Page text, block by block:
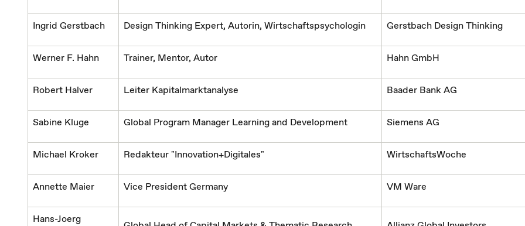
Ingrid Gerstbach Design Thinking Expert, Autorin, Wirtschaftspsychologin Gerstbach Design Thinking
Werner F. Hahn Trainer, Mentor, Autor Hahn GmbH
Robert Halver Leiter Kapitalmarktanalyse Baader Bank AG
Sabine Kluge Global Program Manager Learning and Development Siemens AG
Michael Kroker Redakteur "Innovation+Digitales" WirtschaftsWoche
Annette Maier Vice President Germany VM Ware
Hans-Joerg